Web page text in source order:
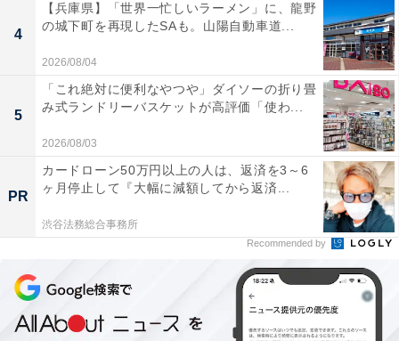
信頼できるメーカー品で、安心して使うことができ
4
【兵庫県】「世界一忙しいラーメン」に、龍野
の城下町を再現したSAも。山陽自動車道...
2026/08/04
5
「これ絶対に便利なやつや」ダイソーの折り畳
み式ランドリーバスケットが高評価「使わ...
2026/08/03
PR
カードローン50万円以上の人は、返済を3～6
ヶ月停止して『大幅に減額してから返済...
渋谷法務総合事務所
Recommended by